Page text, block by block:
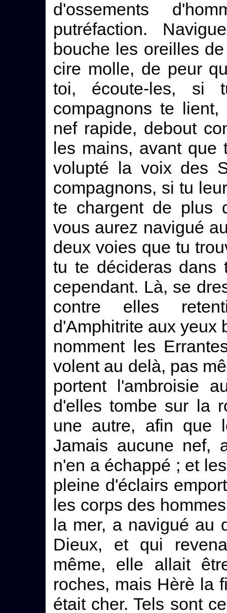
d'ossements
putréfaction.
bouche les oreilles
cire molle, de peur
toi, écoute-les,
compagnons te
nef rapide, debout
les mains, avant que
volupté la voix des
compagnons, si tu
te chargent de plus
vous aurez navigué
deux voies que tu
tu te décideras dans
cependant. Là, se
contre elles
d'Amphitrite aux yeux
nomment les
volent au delà, pas
portent l'ambroisie
d'elles tombe sur la
une autre, afin que
Jamais aucune nef,
n'en a échappé ; et
pleine d'éclairs
les corps des
la mer, a navigué au
Dieux, et qui
même, elle allait
roches, mais Hèrè la
était cher. Tels sont